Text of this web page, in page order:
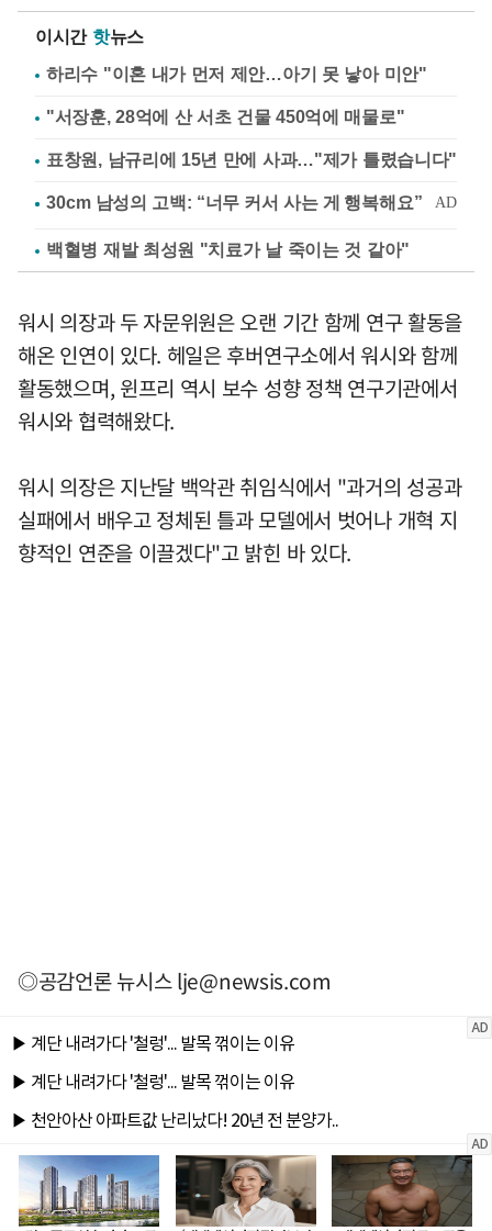
이시간 핫뉴스
하리수 "이혼 내가 먼저 제안…아기 못 낳아 미안"
"서장훈, 28억에 산 서초 건물 450억에 매물로"
표창원, 남규리에 15년 만에 사과…"제가 틀렸습니다"
백혈병 재발 최성원 "치료가 날 죽이는 것 같아"
워시 의장과 두 자문위원은 오랜 기간 함께 연구 활동을
해온 인연이 있다. 헤일은 후버연구소에서 워시와 함께
활동했으며, 윈프리 역시 보수 성향 정책 연구기관에서
워시와 협력해왔다.
워시 의장은 지난달 백악관 취임식에서 "과거의 성공과
실패에서 배우고 정체된 틀과 모델에서 벗어나 개혁 지
향적인 연준을 이끌겠다"고 밝힌 바 있다.
◎공감언론 뉴시스lje@newsis.com